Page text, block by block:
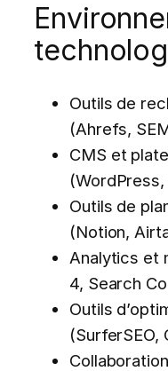
Outils de
(Ahrefs,
CMS et
Outils de
(Notion,
Analytics et
4, Search
Outils
(SurferSEO,